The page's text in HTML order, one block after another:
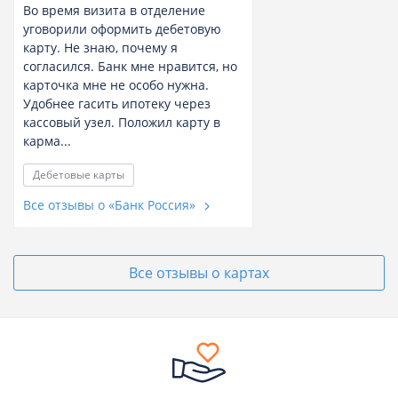
Во время визита в отделение
уговорили оформить дебетовую
карту. Не знаю, почему я
согласился. Банк мне нравится, но
карточка мне не особо нужна.
Удобнее гасить ипотеку через
кассовый узел. Положил карту в
карма...
Дебетовые карты
Все отзывы о «Банк Россия»
Все отзывы о картах